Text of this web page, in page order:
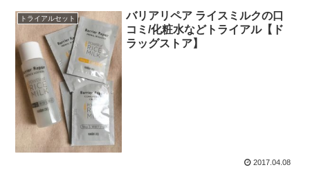
トライアルセット
バリアリペア ライスミルクの口
コミ/化粧水などトライアル【ド
ラッグストア】
2017.04.08